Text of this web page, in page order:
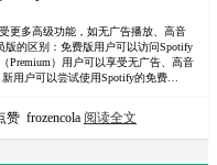
更多高级功能，如无广告播放、高音
的区别：免费版用户可以访问Spotify
Premium）用户可以享受无广告、高音
用户可以尝试使用Spotify的免费试用
加沉浸在音乐中。 高音…
赞 frozencola 阅读全文